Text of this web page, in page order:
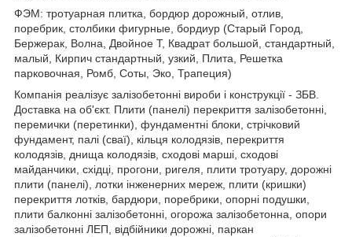
ФЭМ: тротуарная плитка, бордюр дорожный, отлив,
поребрик, столбики фигурные, бордиур (Старый Город,
Бержерак, Волна, Двойное Т, Квадрат большой, стандартный,
малый, Кирпич стандартный, узкий, Плита, Решетка
парковочная, Ромб, Соты, Эко, Трапеция)
Компанія реалізує залізобетонні вироби і конструкції - ЗБВ.
Доставка на об'єкт. Плити (панелі) перекриття залізобетонні,
перемички (перетинки), фундаментні блоки, стрічковий
фундамент, палі (сваї), кільця колодязів, перекриття
колодязів, днища колодязів, сходові марші, сходові
майданчики, східці, прогони, ригеля, плити тротуару, дорожні
плити (панелі), лотки інженерних мереж, плити (кришки)
перекриття лотків, бардюри, поребрики, опорні подушки,
плити балконні залізобетонні, огорожа залізобетонна, опори
залізобетонні ЛЕП, відбійники дорожні, паркан